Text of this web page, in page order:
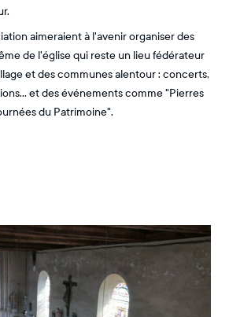
aimeraient à l'avenir organiser des
de l'église qui reste un lieu fédérateur
et des communes alentour : concerts,
et des événements comme "Pierres
du Patrimoine".